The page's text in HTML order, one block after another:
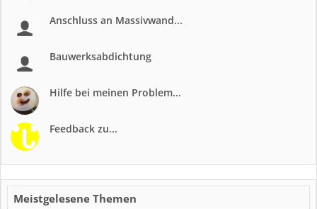
Anschluss an Massivwand...
Bauwerksabdichtung
Hilfe bei meinen Problem...
Feedback zu...
Meistgelesene Themen